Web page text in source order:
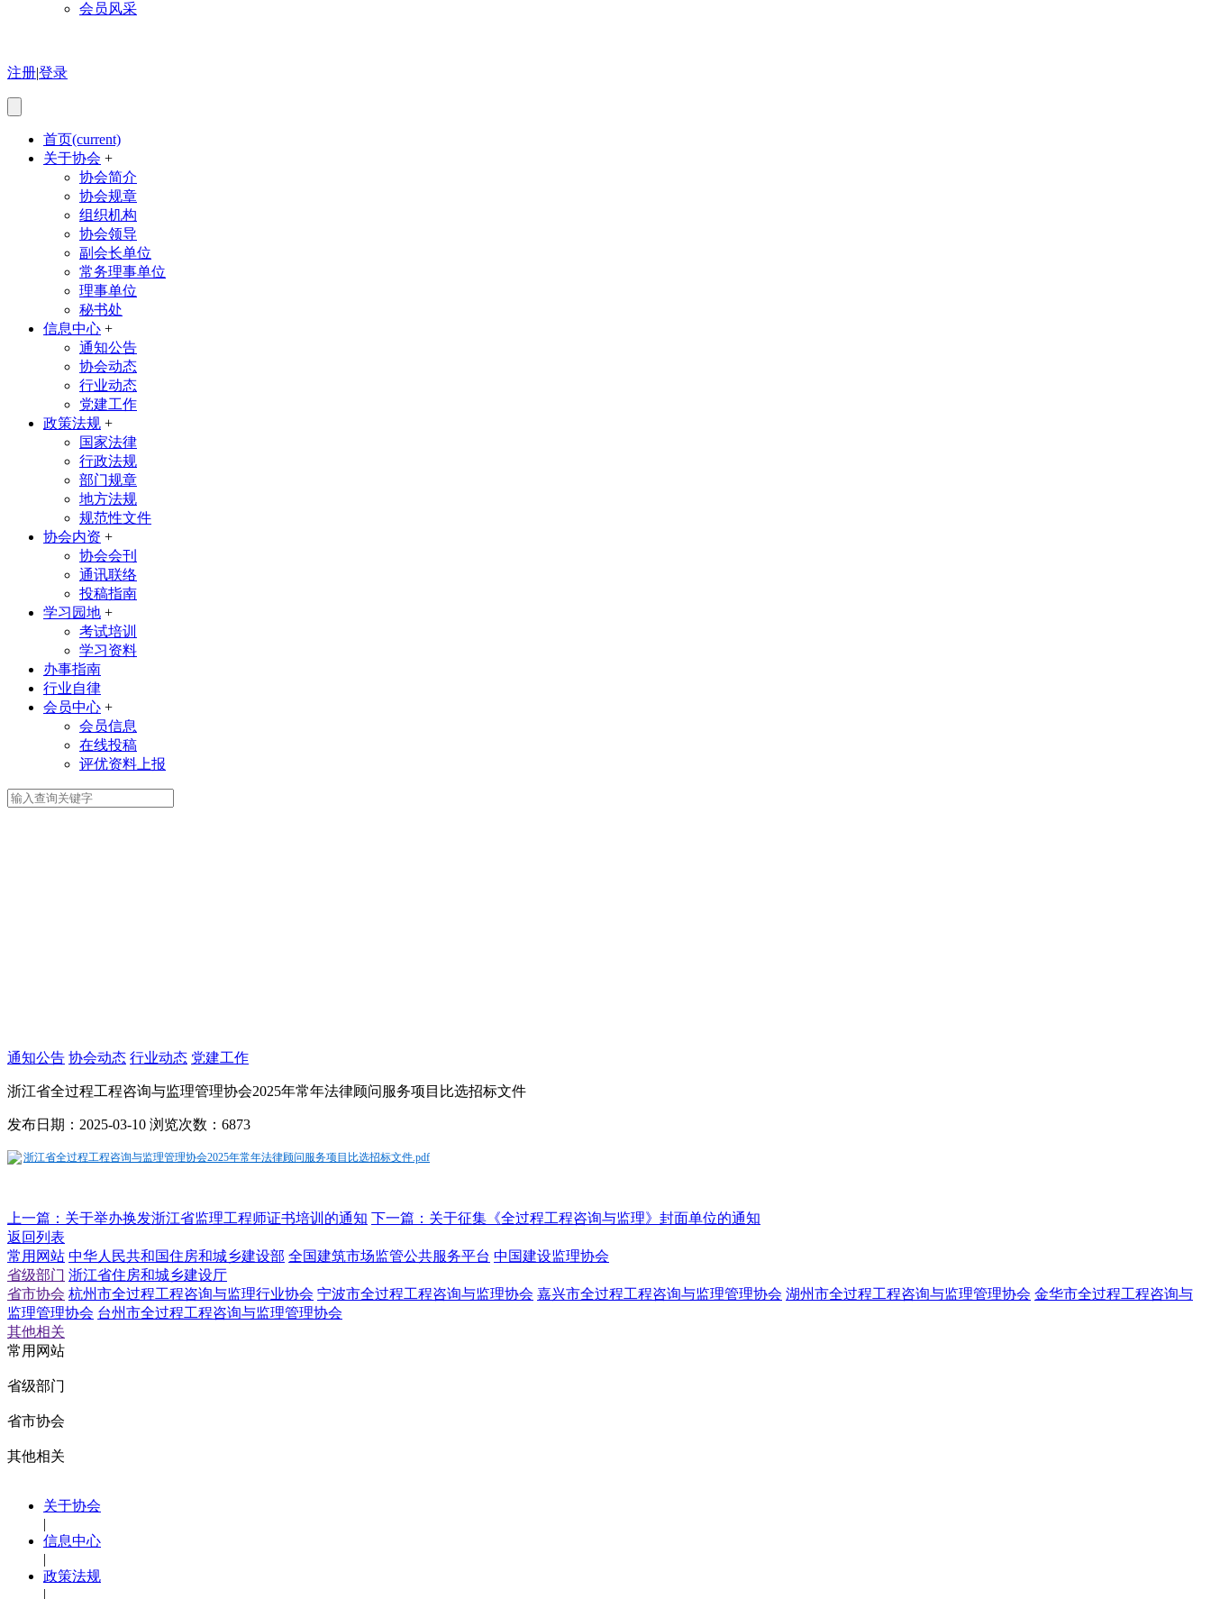
会员风采
注册|登录
首页(current)
关于协会 +
协会简介
协会规章
组织机构
协会领导
副会长单位
常务理事单位
理事单位
秘书处
信息中心 +
通知公告
协会动态
行业动态
党建工作
政策法规 +
国家法律
行政法规
部门规章
地方法规
规范性文件
协会内资 +
协会会刊
通讯联络
投稿指南
学习园地 +
考试培训
学习资料
办事指南
行业自律
会员中心 +
会员信息
在线投稿
评优资料上报
通知公告 协会动态 行业动态 党建工作
浙江省全过程工程咨询与监理管理协会2025年常年法律顾问服务项目比选招标文件
发布日期：2025-03-10 浏览次数：6873
浙江省全过程工程咨询与监理管理协会2025年常年法律顾问服务项目比选招标文件.pdf
上一篇： 关于举办换发浙江省监理工程师证书培训的通知 下一篇： 关于征集《全过程工程咨询与监理》封面单位的通知
返回列表
常用网站 中华人民共和国住房和城乡建设部 全国建筑市场监管公共服务平台 中国建设监理协会
省级部门 浙江省住房和城乡建设厅
省市协会 杭州市全过程工程咨询与监理行业协会 宁波市全过程工程咨询与监理协会 嘉兴市全过程工程咨询与监理管理协会 湖州市全过程工程咨询与监理管理协会 金华市全过程工程咨询与
监理管理协会 台州市全过程工程咨询与监理管理协会
其他相关
常用网站
省级部门
省市协会
其他相关
关于协会
|
信息中心
|
政策法规
|